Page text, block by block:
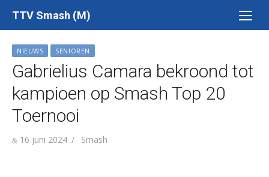
naar
inhoud
TTV Smash (M)
NIEUWS SENIOREN
Gabrielius Camara bekroond tot
kampioen op Smash Top 20
Toernooi
Gepubliceerd
16 juni 2024 Auteur
Smash